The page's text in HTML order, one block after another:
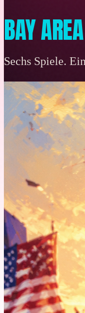
BAY AREA
Sechs Spiele.